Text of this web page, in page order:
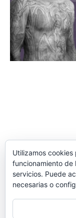
Utilizamos
funcionamiento de
servicios. Puede
necesarias o